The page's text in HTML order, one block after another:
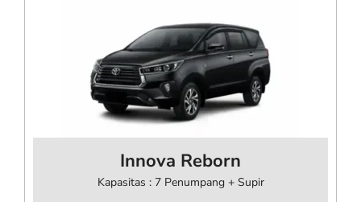
Innova Reborn
Kapasitas : 7 Penumpang + Supir